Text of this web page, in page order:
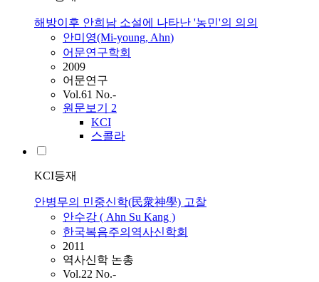
해방이후 안희남 소설에 나타난 '농민'의 의의
안미영(Mi-young, Ahn)
어문연구학회
2009
어문연구
Vol.61 No.-
원문보기 2
KCI
스콜라
KCI등재
안병무의 민중신학(民衆神學) 고찰
안수강 ( Ahn Su Kang )
한국복음주의역사신학회
2011
역사신학 논총
Vol.22 No.-